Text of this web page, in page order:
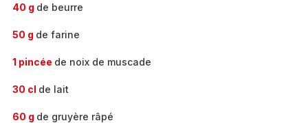
40 g de beurre
50 g de farine
1 pincée de noix de muscade
30 cl de lait
60 g de gruyère râpé